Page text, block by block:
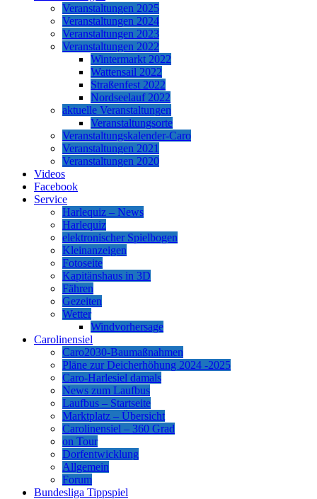
Veranstaltungen 2025
Veranstaltungen 2024
Veranstaltungen 2023
Veranstaltungen 2022
Wintermarkt 2022
Wattensail 2022
Straßenfest 2022
Nordseelauf 2022
aktuelle Veranstaltungen
Veranstaltungsorte
Veranstaltungskalender-Caro
Veranstaltungen 2021
Veranstaltungen 2020
Videos
Facebook
Service
Harlequiz – News
Harlequiz
elektronischer Spielbogen
Kleinanzeigen
Fotoseite
Kapitänshaus in 3D
Fähren
Gezeiten
Wetter
Windvorhersage
Carolinensiel
Caro2030-Baumaßnahmen
Pläne zur Deicherhöhung 2024 -2025
Caro-Harlesiel damals
News zum Laufbus
Laufbus – Startseite
Marktplatz – Übersicht
Carolinensiel – 360 Grad
on Tour
Dorfentwicklung
Allgemein
Forum
Bundesliga Tippspiel